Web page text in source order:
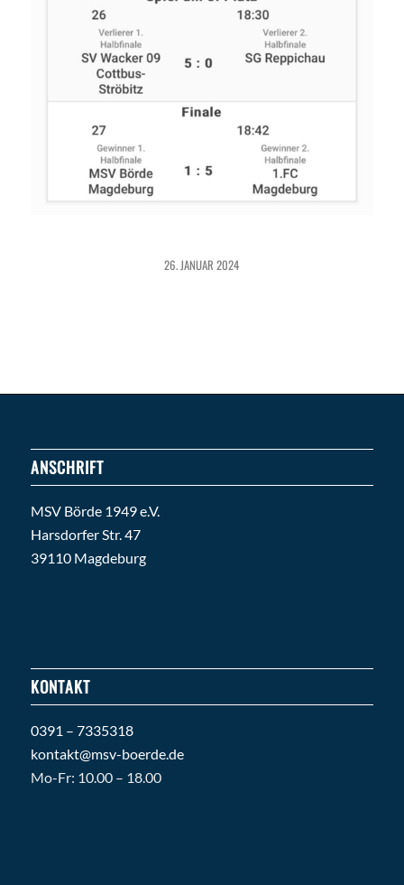
26. JANUAR 2024
ANSCHRIFT
MSV Börde 1949 e.V.
Harsdorfer Str. 47
39110 Magdeburg
KONTAKT
0391 – 7335318
kontakt@msv-boerde.de
Mo-Fr: 10.00 – 18.00